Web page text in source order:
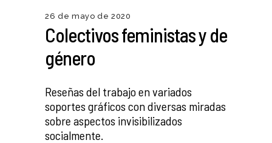
26 de mayo de 2020
Colectivos feministas y de
género
Reseñas del trabajo en variados
soportes gráficos con diversas miradas
sobre aspectos invisibilizados
socialmente.